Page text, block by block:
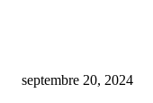
septembre 20, 2024